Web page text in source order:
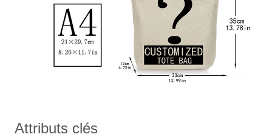
Attributs clés